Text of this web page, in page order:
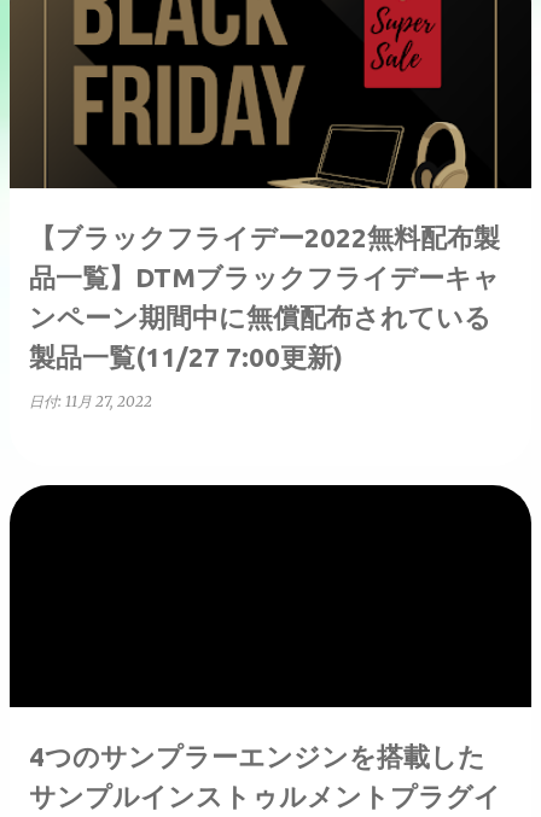
【ブラックフライデー2022無料配布製
品一覧】DTMブラックフライデーキャ
ンペーン期間中に無償配布されている
製品一覧(11/27 7:00更新)
日付: 11月 27, 2022
4つのサンプラーエンジンを搭載した
サンプルインストゥルメントプラグイ